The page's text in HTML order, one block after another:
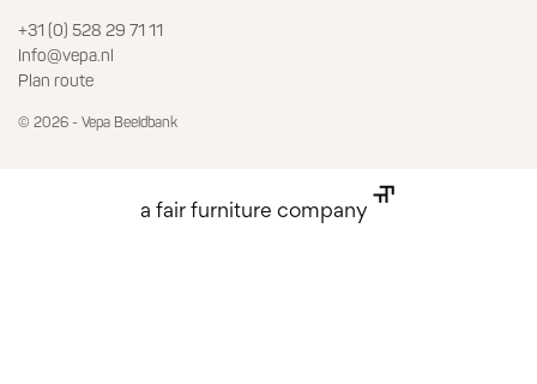
+31 (0) 528 29 71 11
Info@vepa.nl
Plan route
© 2026 - Vepa Beeldbank
a fair furniture company